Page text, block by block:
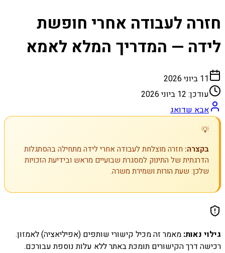
חזרה לעבודה אחרי חופשת
לידה — המדריך המלא לאמא
11 ביוני 2026
עודכן: 12 ביוני 2026
אבא שדואג
💡
בקצרה: חזרה מוצלחת לעבודה אחרי לידה מתחילה בהסתגלות
הדרגתית של התינוק למסגרת שבועיים מראש ובידיעת הזכויות
שלכן: שעת הורות ושמירת משרה.
גילוי נאות: מאמר זה מכיל קישורי שותפים (אפיליאציה) לאמזון.
רכישה דרך הקישורים תומכת באתר ללא עלות נוספת עבורכם.